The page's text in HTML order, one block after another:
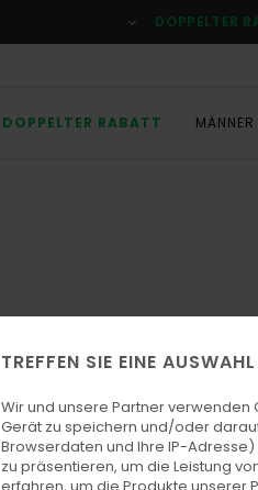
DOPPELTER
DOPPELTER RABATT MÄNNER
TREFFEN SIE EINE
Wir und unsere Partner
Gerät zu speichern und/oder
Browserdaten und Ihre IP-
zu präsentieren, um die Leistung